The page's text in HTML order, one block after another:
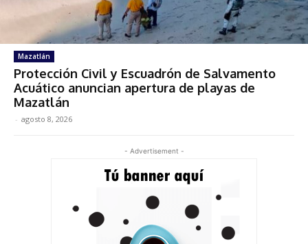
Mazatlán
Protección Civil y Escuadrón de Salvamento
Acuático anuncian apertura de playas de
Mazatlán
- agosto 8, 2026
- Advertisement -